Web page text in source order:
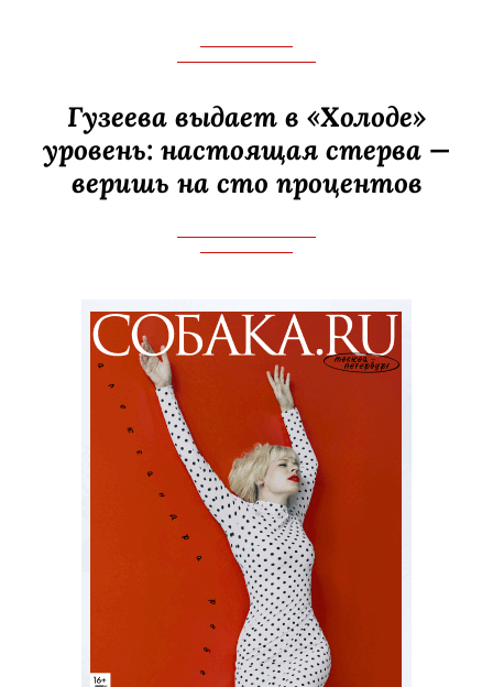
Гузеева выдает в «Холоде»
уровень: настоящая стерва —
веришь на сто процентов